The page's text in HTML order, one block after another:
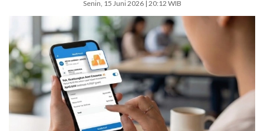
Senin, 15 Juni 2026 | 20:12 WIB